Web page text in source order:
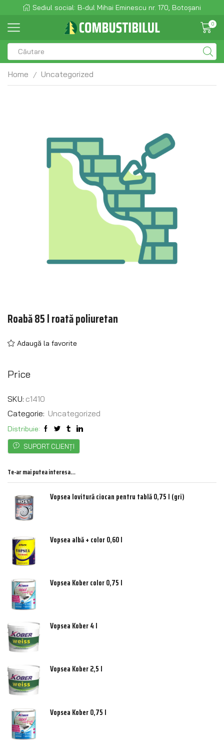
Sediul social: B-dul Mihai Eminescu nr. 170, Botoșani
0
Home / Uncategorized
Roabă 85 l roată poliuretan
Adaugă la favorite
Price
SKU: c1410
Categorie: Uncategorized
Distribuie:
SUPORT CLIENȚI
Te-ar mai putea interesa…
Vopsea lovitură ciocan pentru tablă 0,75 l (gri)
Vopsea albă + color 0,60 l
Vopsea Kober color 0,75 l
Vopsea Kober 4 l
Vopsea Kober 2,5 l
Vopsea Kober 0,75 l